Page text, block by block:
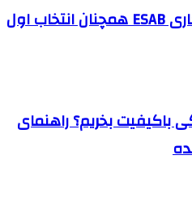
چرا محصولات جوشکاری ESAB همچنان انتخاب اول
باکیفیت بخریم؟ راهنمای